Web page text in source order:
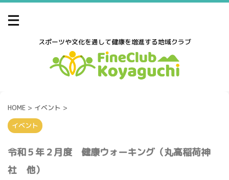
スポーツや文化を通して健康を増進する地域クラブ
HOME > イベント >
イベント
令和５年２月度 健康ウォーキング（丸高稲荷神
社 他）